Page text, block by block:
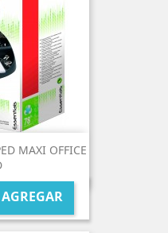
MAXI OFFICE
AGREGAR